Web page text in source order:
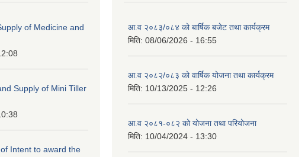
of Medicine and
Supply of Mini Tiller
Intent to award the
आ.व २०८३/०८४ को बार्षिक बजेट तथा कार्यक्रम
मिति: 08/06/2026 - 16:55
आ.व २०८२/०८३ को वार्षिक योजना तथा कार्यक्रम
मिति: 10/13/2025 - 12:26
आ.व २०८१-०८२ को योजना तथा परियोजना
मिति: 10/04/2024 - 13:30